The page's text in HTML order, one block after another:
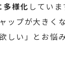
多様化 していま
ップが大きく
しい」とお悩